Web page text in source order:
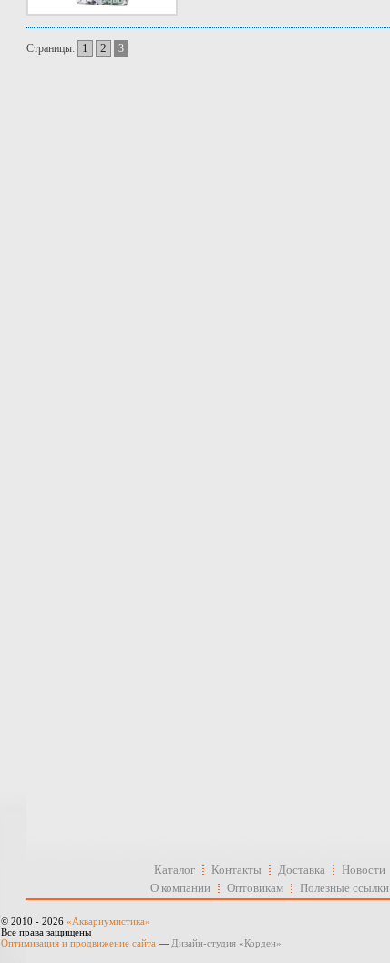
Страницы: 1 2 3
Каталог Контакты Доставка
Новости
О компании
Оптовикам Полезные ссылки
© 2010 - 2026 «Аквариумистика»
Все права защищены
Оптимизация и продвижение сайта — Дизайн-студия «Корден»